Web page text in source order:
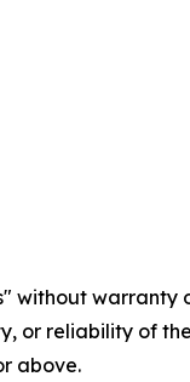
without
or reliability of
above.